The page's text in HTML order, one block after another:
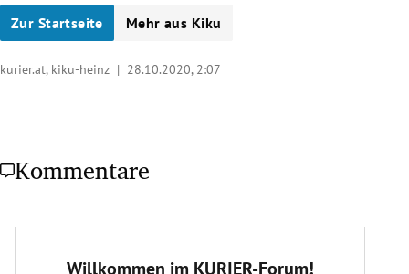
Zur Startseite Mehr aus Kiku
kurier.at, kiku-heinz | 28.10.2020, 2:07
Kommentare